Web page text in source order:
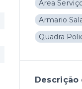
Area
Armario
Quadra
Descrição